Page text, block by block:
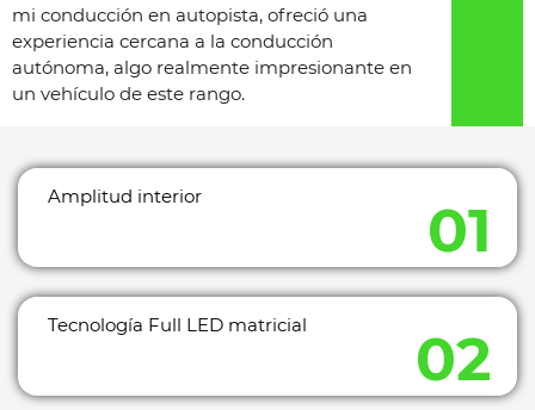
mi conducción en autopista, ofreció una
experiencia cercana a la conducción
autónoma, algo realmente impresionante en
un vehículo de este rango.
Amplitud interior
Tecnología Full LED matricial